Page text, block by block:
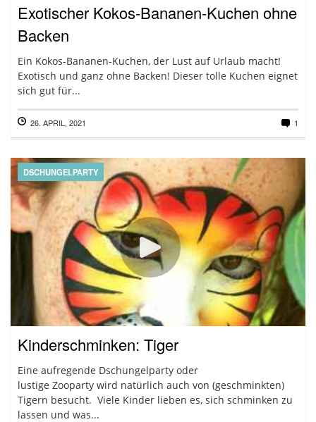
Exotischer Kokos-Bananen-Kuchen ohne
Backen
Ein Kokos-Bananen-Kuchen, der Lust auf Urlaub macht!
Exotisch und ganz ohne Backen! Dieser tolle Kuchen eignet
sich gut für...
26. APRIL, 2021 1
DSCHUNGELPARTY
Kinderschminken: Tiger
Eine aufregende Dschungelparty oder
lustige Zooparty wird natürlich auch von (geschminkten)
Tigern besucht. Viele Kinder lieben es, sich schminken zu
lassen und was...